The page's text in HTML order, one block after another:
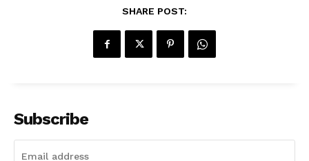
SHARE POST:
Subscribe